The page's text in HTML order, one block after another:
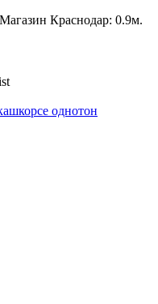
Магазин Краснодар: 0.9м.
однотон